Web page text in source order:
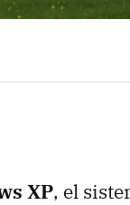
XP, el